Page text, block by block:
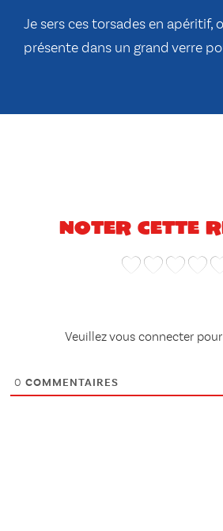
Je sers ces torsades en apéritif,
présente dans un grand verre
Noter cette
Veuillez vous connecter
0 COMMENTAIRES